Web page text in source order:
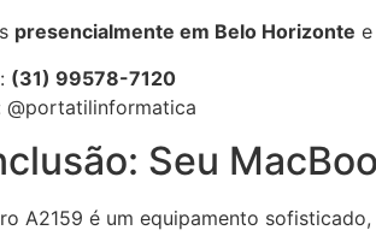
presencialmente em Belo Horizonte
(31) 99578-7120
@portatilinformatica
Seu
A2159 é um equipamento